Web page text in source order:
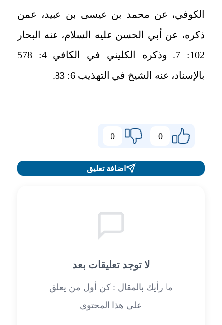
الكوفي، عن محمد بن عيسى بن عبيد، عمن
ذكره، عن أبي الحسن عليه ‌السلام، عنه البحار
102: 7. وذكره الكليني في الكافي 4: 578
بالإسناد، عنه الشيخ في التهذيب 6: 83.
0
0
اضافة تعليق
لا توجد تعليقات بعد
ما رأيك بالمقال : كن أول من يعلق
على هذا المحتوى